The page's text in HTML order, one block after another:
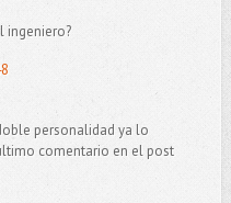
ingeniero?
personalidad ya lo
comentario en el post